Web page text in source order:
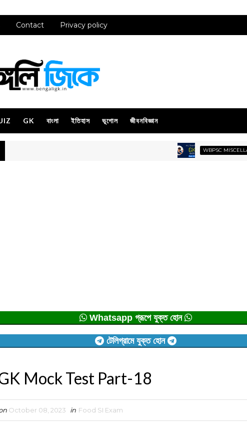
Contact Privacy policy
GK বাংলা ইতিহাস ভূগোল জীবনবিজ্ঞান
WBPSC MISCELLANEOUS
Whatsapp গ্রূপে যুক্ত হোন
টেলিগ্রামে যুক্ত হোন
Mock Test Part-18
October 08, 2023 in Food SI Exam